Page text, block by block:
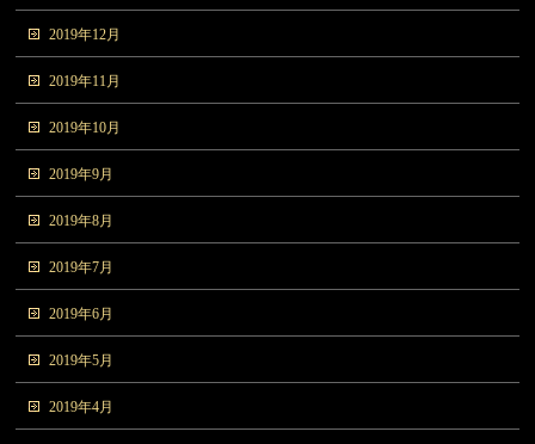
2019年12月
2019年11月
2019年10月
2019年9月
2019年8月
2019年7月
2019年6月
2019年5月
2019年4月